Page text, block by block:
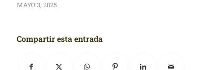
MAYO 3, 2025
Compartir esta entrada